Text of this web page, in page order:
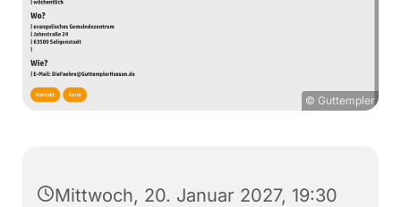
© Guttempler
Mittwoch, 20. Januar 2027, 19:30